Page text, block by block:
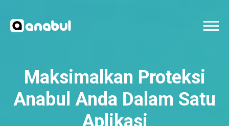
Maksimalkan Proteksi
Anabul Anda Dalam Satu
Aplikasi